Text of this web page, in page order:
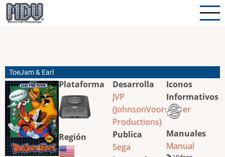
Pasar
al
ToeJam & Earl
Plataforma
Región
Desarrolla
JVP
(JohnsonVoorsanger
Productions)
Publica
Sega
Iconos
Informativos
Manuales
Manual